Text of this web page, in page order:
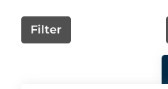
Filter